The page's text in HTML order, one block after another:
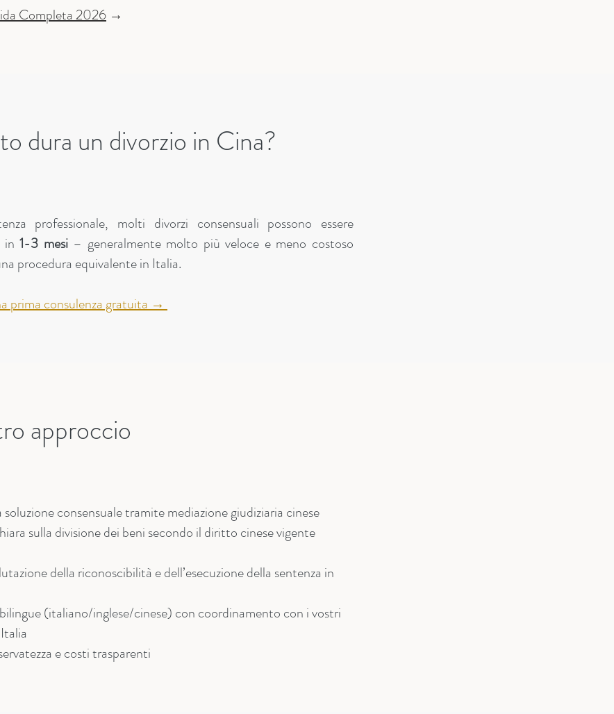
Completa 2026 →
dura un divorzio in Cina?
professionale, molti divorzi consensuali possono essere
in1-3 mesi– generalmente molto più veloce e meno costoso
procedura equivalente in Italia.
prima consulenza gratuita →
approccio
consensuale tramite mediazione giudiziaria cinese
sulla divisione dei beni secondo il diritto cinese vigente
della riconoscibilità e dell’esecuzione della sentenza in
(italiano/inglese/cinese) con coordinamento con i vostri
e costi trasparenti